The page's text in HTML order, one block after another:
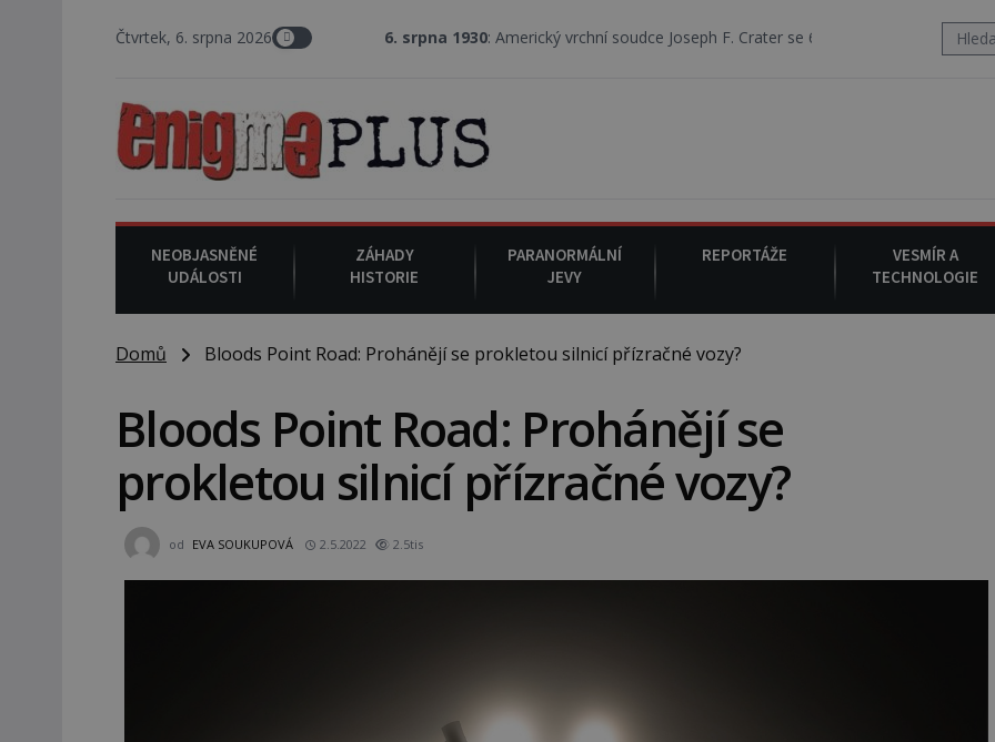
Čtvrtek, 6. srpna 20266. srpna 1930 : Americký vrchní soudce Joseph F. Crater se 6. srpna 1930 navečeří ve své
NEOBJASNĚNÉ
UDÁLOSTI
ZÁHADY
HISTORIE
PARANORMÁLNÍ
JEVY
REPORTÁŽE
VESMÍR A
TECHNOLOGIE
Domů Bloods Point Road: Prohánějí se prokletou silnicí přízračné vozy?
Bloods Point Road: Prohánějí se
prokletou silnicí přízračné vozy?
od EVA SOUKUPOVÁ 2.5.2022 2.5tis